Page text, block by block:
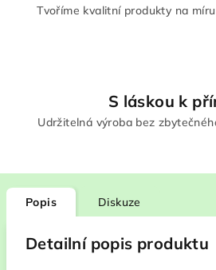
Tvoříme kvalitní produkty na
S láskou k
Udržitelná výroba bez
Popis Diskuze
Detailní popis produktu